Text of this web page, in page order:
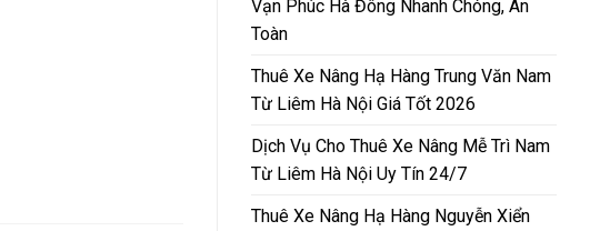
Vạn Phúc Hà Đông Nhanh Chóng, An
Toàn
Thuê Xe Nâng Hạ Hàng Trung Văn Nam
Từ Liêm Hà Nội Giá Tốt 2026
Dịch Vụ Cho Thuê Xe Nâng Mễ Trì Nam
Từ Liêm Hà Nội Uy Tín 24/7
Thuê Xe Nâng Hạ Hàng Nguyễn Xiển